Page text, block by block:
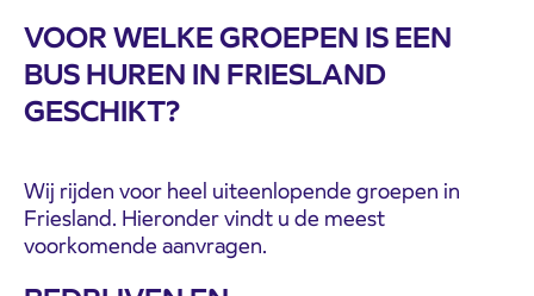
VOOR WELKE GROEPEN IS EEN
BUS HUREN IN FRIESLAND
GESCHIKT?
Wij rijden voor heel uiteenlopende groepen in
Friesland. Hieronder vindt u de meest
voorkomende aanvragen.